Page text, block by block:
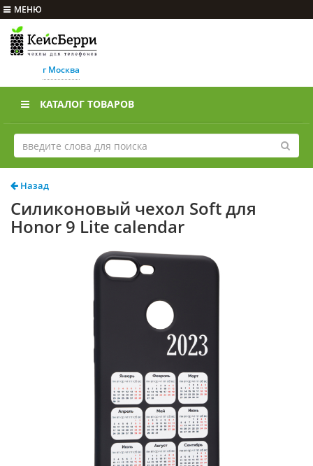
МЕНЮ
г Москва
КАТАЛОГ ТОВАРОВ
Назад
Силиконовый чехол Soft для
Honor 9 Lite calendar